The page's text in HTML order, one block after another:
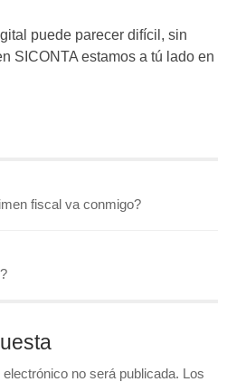
puede parecer difícil, sin
SICONTA estamos a tú lado en
fiscal va conmigo?
no será publicada. Los